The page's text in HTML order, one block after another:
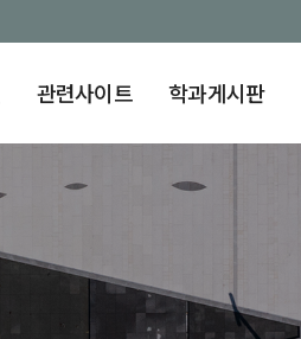
관련사이트 학과게시판